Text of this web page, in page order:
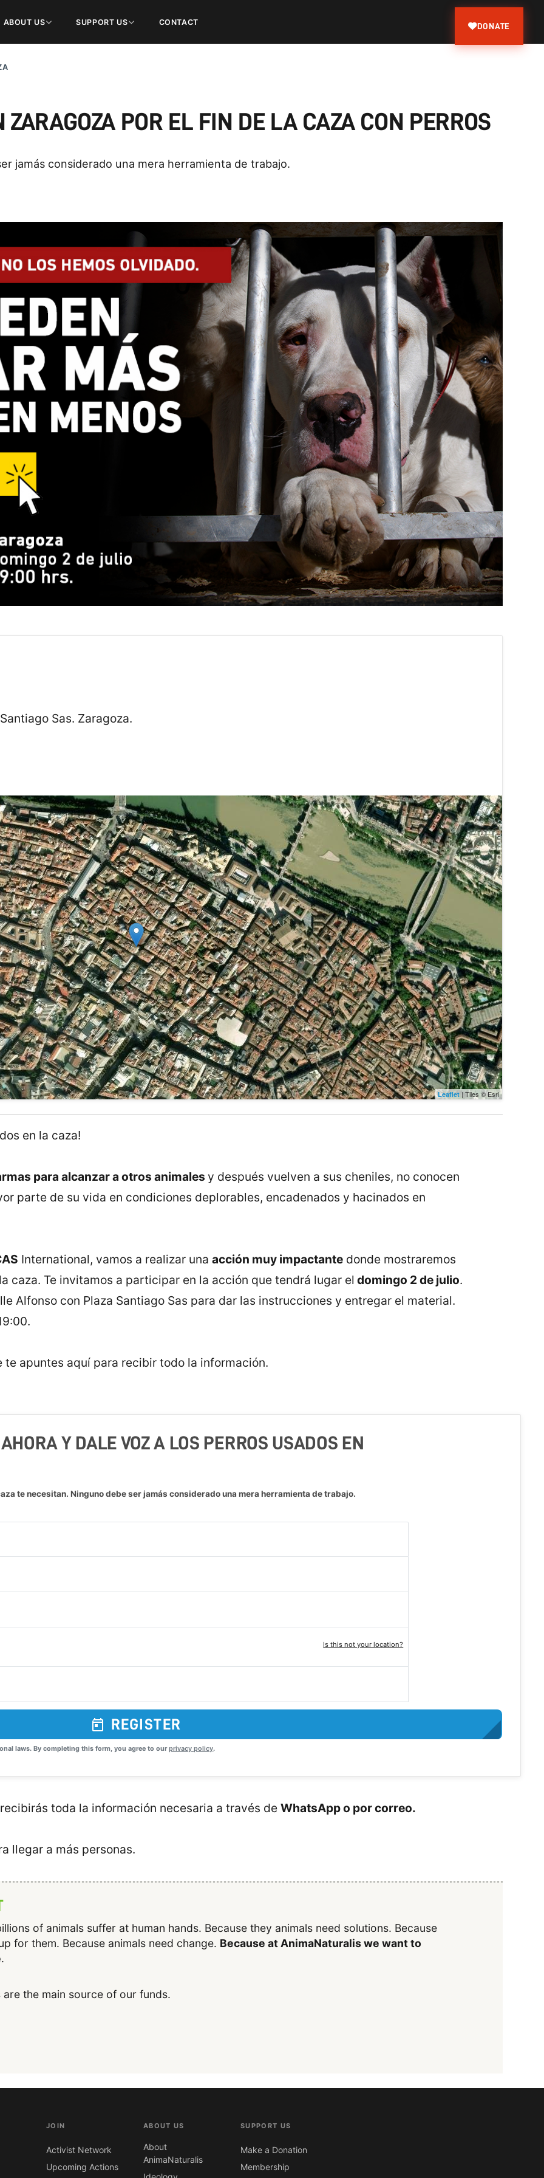
ABOUT US SUPPORT US CONTACT DONATE
ZARAGOZA POR EL FIN DE LA CAZA CON PERROS
jamás considerado una mera herramienta de trabajo.
Sas. Zaragoza.
Leaflet | Tiles © Esri
en la caza!
para alcanzar a otros animales y después vuelven a sus cheniles, no conocen
parte de su vida en condiciones deplorables, encadenados y hacinados en
International, vamos a realizar una acción muy impactantedonde mostraremos
caza. Te invitamos a participar en la acción que tendrá lugar el domingo 2 de julio.
Alfonso con Plaza Santiago Sas para dar las instrucciones y entregar el material.
apuntes aquí para recibir todo la información.
Y DALE VOZ A LOS PERROS USADOS EN
te necesitan. Ninguno debe ser jamás considerado una mera herramienta de trabajo.
Is this not your location?
REGISTER
laws. By completing this form, you agree to ourprivacy policy.
toda la información necesaria a través de WhatsApp o por correo.
llegar a más personas.
of animals suffer at human hands. Because they animals need solutions. Because
for them. Because animals need change. Because at AnimaNaturalis we want to
.
the main source of our funds.
JOIN
Activist Network
Upcoming Actions
ABOUT US
About
AnimaNaturalis
SUPPORT US
Make a Donation
Membership